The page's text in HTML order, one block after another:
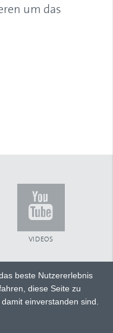
um das
VIDEOS
TWITTER FACEBOOK
beste Nutzererlebnis
diese Seite zu
einverstanden sind.